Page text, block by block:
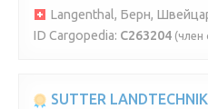
Langenthal, Берн,
ID Cargopedia: C263204 (член
SUTTER